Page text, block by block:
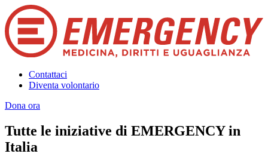
Contattaci
Diventa volontario
Dona ora
Tutte le iniziative di EMERGENCY in
Italia